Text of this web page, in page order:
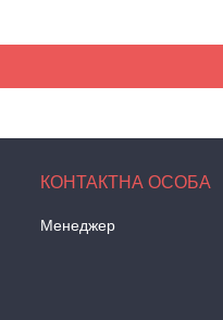
Менеджер